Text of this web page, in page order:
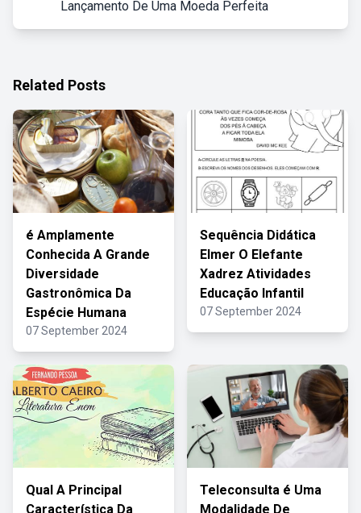
Lançamento De Uma Moeda Perfeita
Related Posts
é Amplamente
Conhecida A Grande
Diversidade
Gastronômica Da
Espécie Humana
07 September 2024
Sequência Didática
Elmer O Elefante
Xadrez Atividades
Educação Infantil
07 September 2024
Qual A Principal
Característica Da
Teleconsulta é Uma
Modalidade De